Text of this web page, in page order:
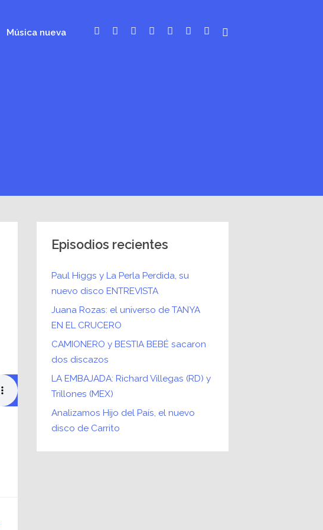
Música nueva
Episodios recientes
Paul Higgs y La Perla Perdida, su
nuevo disco ENTREVISTA
Juana Rozas: el universo de TANYA
EN EL CRUCERO
CAMIONERO y BESTIA BEBÉ sacaron
dos discazos
LA EMBAJADA: Richard Villegas (RD) y
Trillones (MEX)
Analizamos Hijo del País, el nuevo
disco de Carrito